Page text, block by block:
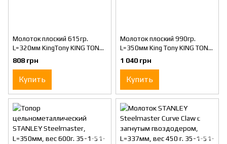
Молоток плоский 615гр.
L=320мм KingTony KING TONY
(7821-50)
808 грн
Купить
Молоток плоский 990гр.
L=350мм King Tony KING TONY
(7821-80)
1 040 грн
Купить